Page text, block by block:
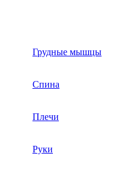
Грудные мышцы
Спина
Плечи
Руки